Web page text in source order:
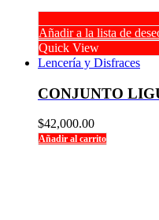
Añadir a la lista de
Quick View
Lencería y Disfraces
CONJUNTO
$42,000.00
Añadir al carrito